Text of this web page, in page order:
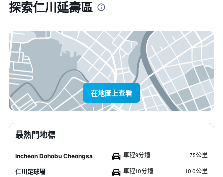
探索仁川延壽區
在地圖上查看
最熱門地標
Incheon Dohobu Cheongsa 車程9分鐘 7.5公里
仁川足球場 車程10分鐘 10.0公里